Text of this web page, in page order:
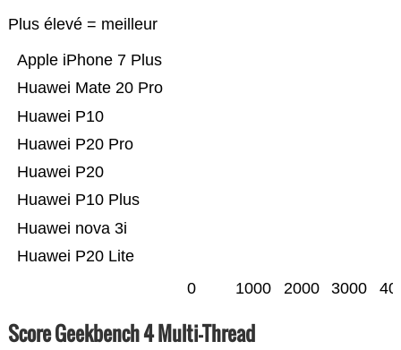
Plus élevé = meilleur
Huawei P20 Lite
Huawei nova 3i
Huawei P10 Plus
Huawei P20
Huawei P20 Pro
Huawei P10
Huawei Mate 20 Pro
Apple iPhone 7 Plus
0 1000 2000 3000
Score Geekbench 4 Multi-Thread